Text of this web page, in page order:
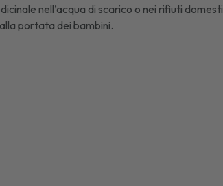
nell’acqua di scarico o nei rifiuti
portata dei bambini.